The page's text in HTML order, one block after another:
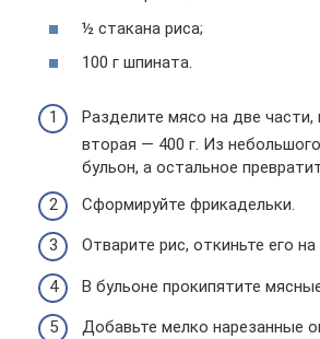
½ стакана риса;
100 г шпината.
Разделите мясо на две части,
вторая — 400 г. Из
бульон, а остальное
Сформируйте фрикадельки.
Отварите рис, откиньте его на
В бульоне прокипятите
Добавьте мелко нарезанные